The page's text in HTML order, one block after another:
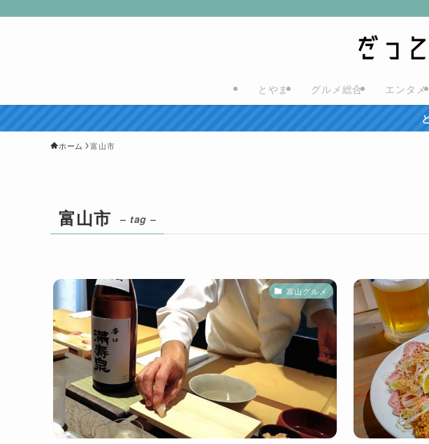
とやま グルメ総合 エンタメ
ホーム 富山市
富山市 – tag –
富山グルメ